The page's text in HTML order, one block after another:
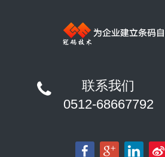
联系我们
0512-68667792